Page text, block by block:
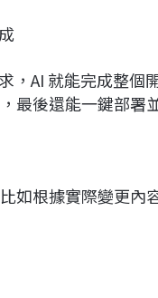
，AI 就能完成整
最後還能一鍵部署
如根據實際變更